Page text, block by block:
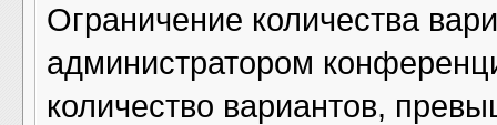
Ограничение количества
администратором
количество вариантов,